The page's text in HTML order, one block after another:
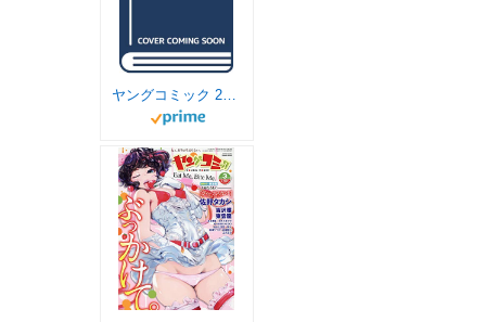
ヤングコミック 2019年 09 月号 [雑誌]